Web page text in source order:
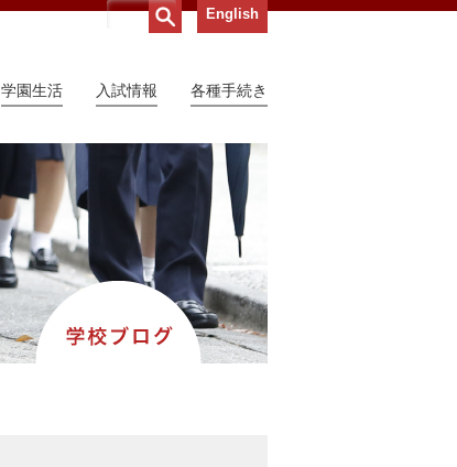
English
学園生活 入試情報 各種手続き